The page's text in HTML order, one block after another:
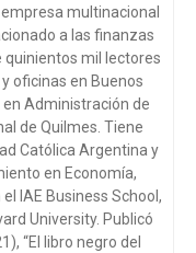
multinacional
a las finanzas
quinientos mil lectores
oficinas en Buenos
en Administración de
de Quilmes. Tiene
Católica Argentina y
en Economía,
IAE Business School,
University. Publicó
“El libro negro del